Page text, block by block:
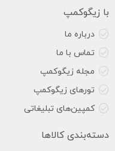
با زیگوکمپ
درباره ما
تماس با ما
مجله زیگوکمپ
تورهای زیگوکمپ
کمپین‌های تبلیغاتی
دسته‌بندی کالاها